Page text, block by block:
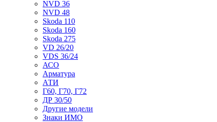
NVD 36
NVD 48
Skoda 110
Skoda 160
Skoda 275
VD 26/20
VDS 36/24
АСО
Арматура
АТИ
Г60, Г70, Г72
ДР 30/50
Другие модели
Знаки ИМО